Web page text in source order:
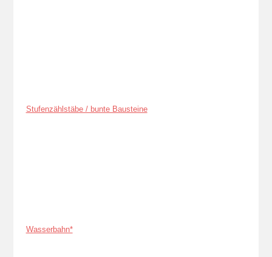
Stufenzählstäbe / bunte Bausteine
Wasserbahn*